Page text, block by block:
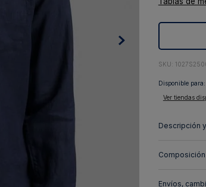
:
Disponible para:
Ver tiendas
Descripción
Composición
Envíos,